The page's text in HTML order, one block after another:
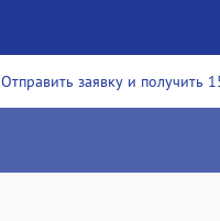
Отправить заявку и получить